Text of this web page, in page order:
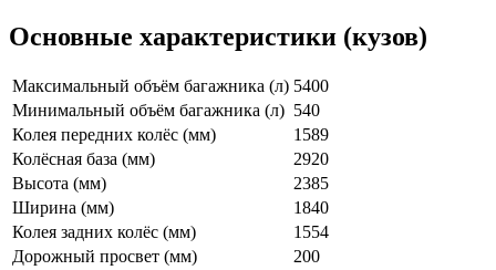
Основные характеристики (кузов)
Максимальный объём багажника (л) 5400
Минимальный объём багажника (л) 540
Колея передних колёс (мм)
1589
Колёсная база (мм)
2920
Высота (мм)
2385
Ширина (мм)
1840
Колея задних колёс (мм)
1554
Дорожный просвет (мм)
200